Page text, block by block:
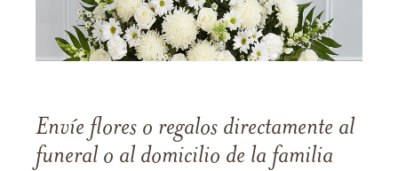
Envíe flores o regalos directamente al
funeral o al domicilio de la familia